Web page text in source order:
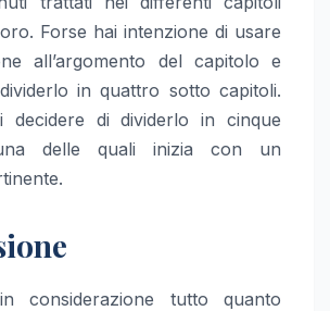
Forse hai intenzione di usare
all’argomento del capitolo e
in quattro sotto capitoli.
decidere di dividerlo in cinque
delle quali inizia con un
considerazione tutto quanto